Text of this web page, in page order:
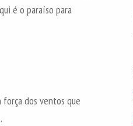
é o paraíso para
dos ventos que